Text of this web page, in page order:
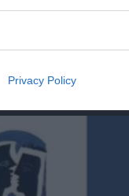
Privacy Policy